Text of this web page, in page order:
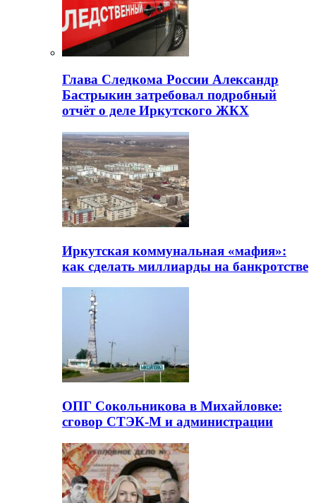
Глава Следкома России Александр
Бастрыкин затребовал подробный
отчёт о деле Иркутского ЖКХ
Иркутская коммунальная «мафия»:
как сделать миллиарды на банкротстве
ОПГ Сокольникова в Михайловке:
сговор СТЭК-М и администрации